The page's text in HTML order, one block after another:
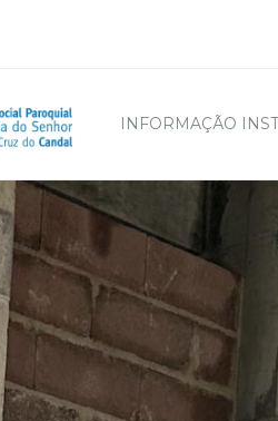
INFORMAÇÃO